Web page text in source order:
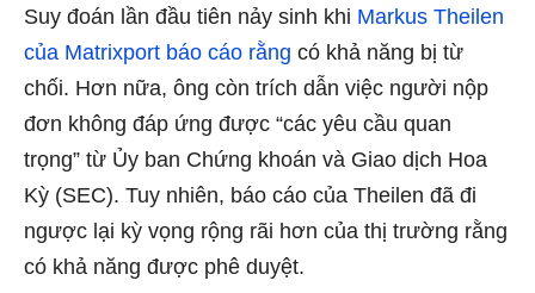
Suy đoán lần đầu tiên nảy sinh khi Markus Theilen
của Matrixport báo cáo rằng có khả năng bị từ
chối. Hơn nữa, ông còn trích dẫn việc người nộp
đơn không đáp ứng được “các yêu cầu quan
trọng” từ Ủy ban Chứng khoán và Giao dịch Hoa
Kỳ (SEC). Tuy nhiên, báo cáo của Theilen đã đi
ngược lại kỳ vọng rộng rãi hơn của thị trường rằng
có khả năng được phê duyệt.